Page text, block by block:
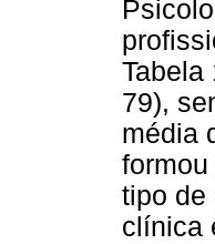
Tabela
79),
média
tipo de
clínica